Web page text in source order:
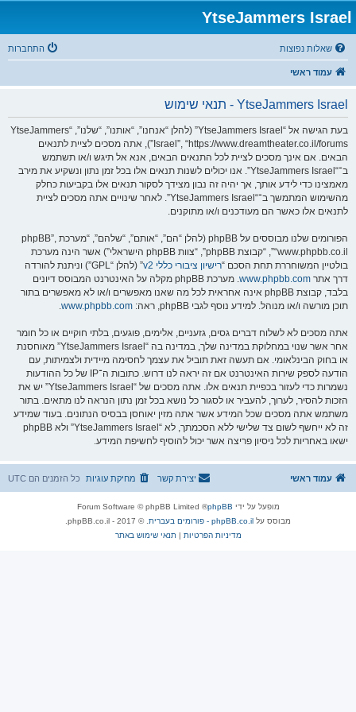
YtseJammers Israel
שאלות נפוצות התחברות
עמוד ראשי
YtseJammers Israel - תנאי שימוש
בעת הגישה אל “YtseJammers Israel” (להלן “אנחנו”, “אותנו”, “שלנו”, “YtseJammers
Israel”, “https://www.dreamtheater.co.il/forums”), אתה מסכים לציית לתנאים
הבאים. אם אינך מסכים לציית לכל התנאים הבאים, אנא אל תיגש ו/או תשתמש
ב־“YtseJammers Israel”. אנו יכולים לשנות תנאים אלו בכל זמן נתון ונשקיע את מירב
מאמצינו כדי לידע אותך, אך יהיה זה נבון מצידך לסקור תנאים אלו בקביעות כחלק
מהשימוש המתמשך ב־“YtseJammers Israel”. לאחר שינויים אתה מסכים לציית
לתנאים אלו כאשר הם מעודכנים ו/או מתוקנים.
הפורומים שלנו מבוססים על phpBB (להלן “הם”, “אותם”, “שלהם”, “מערכת phpBB”,
“www.phpbb.co.il”, “קבוצת phpBB”, “צוות phpBB הישראלי”) אשר הינה מערכת
בולטיין המשוחררת תחת הסכם “רישיון ציבורי כללי v2
” (להלן “GPL”) וניתנת להורדה
דרך אתר www.phpbb.com
. מערכת phpBB מקלה על האינטרנט המבוסס דיונים
בלבד, קבוצת phpBB אינה אחראית לכל מה שאנו מאפשרים ו/או לא מאפשרים בתור
תוכן מורשה ו/או מנוהל. למידע נוסף לגבי phpBB, ראה:
www.phpbb.com
.
אתה מסכים לא לשלוח דברים גסים, גזעניים, אלימים, פוגעים, בלתי חוקיים או כל חומר
אחר אשר שנוי במחלוקת במדינה שלך, במדינה בה “YtseJammers Israel” מאוחסנת
או בחוק הבינלאומי. אם תעשה זאת תוביל את עצמך לחסימה מיידית ולצמיתות, עם
הודעה לספק שירות האינטרנט אם זה יראה לנו דרוש. כתובות ה־IP של כל ההודעות
נשמרות כדי לעזור בכפיית תנאים אלו. אתה מסכים של “YtseJammers Israel” יש את
הזכות להסיר, לערוך, להעביר או לסגור כל נושא בכל זמן נתון הנראה לנו מתאים. בתור
משתמש אתה מסכים שכל המידע אשר אתה מזין יאוחסן בבסיס הנתונים. בעוד שמידע
זה לא ייחשף לשום צד שלישי ללא הסכמתך, לא “YtseJammers Israel” ולא phpBB
ישאו באחריות לכל ניסיון פריצה אשר יכול להוסיף לחשיפת המידע.
עמוד ראשי כל הזמנים הם UTC מחיקת עוגיות יצירת קשר
מופעל על ידי phpBB
® Forum Software © phpBB Limited
מבוסס על phpBB.co.il - פורומים בעברית
. © 2017 - phpBB.co.il.
מדיניות הפרטיות |תנאי שימוש באתר